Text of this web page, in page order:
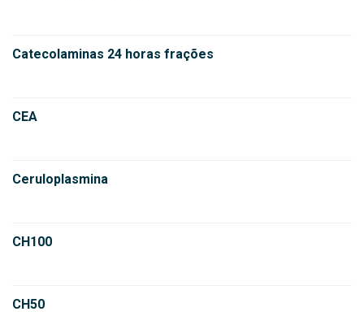
Catecolaminas 24 horas frações
CEA
Ceruloplasmina
CH100
CH50